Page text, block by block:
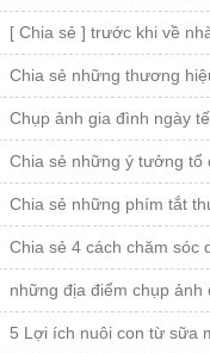
[ Chia sẻ ] trước khi về
Chia sẻ những thương
Chụp ảnh gia đình ngày
Chia sẻ những ý tưởng tổ
Chia sẻ những phím tắt
Chia sẻ 4 cách chăm sóc
những địa điểm chụp
5 Lợi ích nuôi con từ sữa